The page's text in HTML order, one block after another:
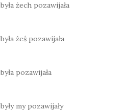
była żech pozawijała
była żeś pozawijała
była pozawijała
były my pozawijały